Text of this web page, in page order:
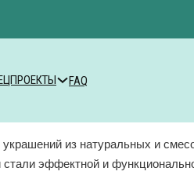
FAQ
из натуральных и
эффектной и